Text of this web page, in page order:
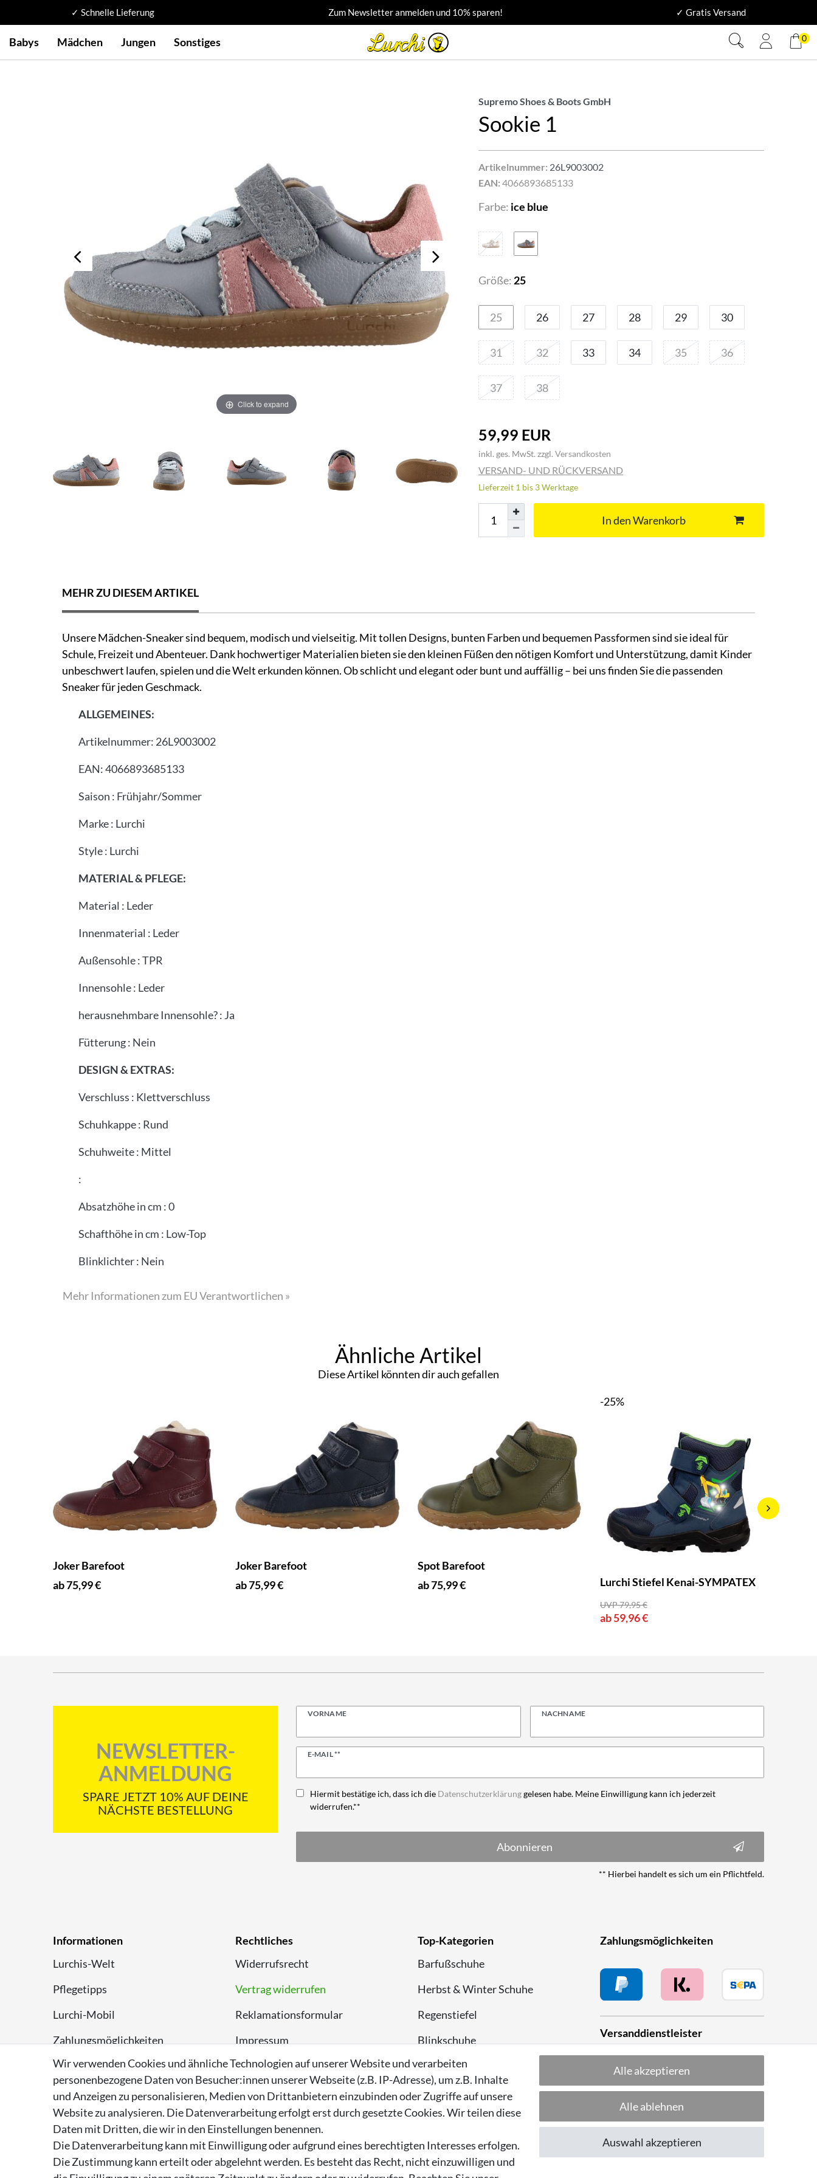
✓ Schnelle Lieferung Zum Newsletter anmelden und 10% sparen! ✓ Gratis Versand
Babys Mädchen Jungen Sonstiges 0
Click to expand
Supremo Shoes & Boots GmbH
Sookie 1
Artikelnummer: 26L9003002
EAN: 4066893685133
Farbe: ice blue
Größe: 25
25 26 27 28 29 30
31 32 33 34 35 36
37 38
59,99 EUR
inkl. ges. MwSt. zzgl. Versandkosten
VERSAND- UND RÜCKVERSAND
Lieferzeit 1 bis 3 Werktage
In den Warenkorb
MEHR ZU DIESEM ARTIKEL
Unsere Mädchen-Sneaker sind bequem, modisch und vielseitig. Mit tollen Designs, bunten Farben und bequemen Passformen sind sie ideal für
Schule, Freizeit und Abenteuer. Dank hochwertiger Materialien bieten sie den kleinen Füßen den nötigen Komfort und Unterstützung, damit Kinder
unbeschwert laufen, spielen und die Welt erkunden können. Ob schlicht und elegant oder bunt und auffällig – bei uns finden Sie die passenden
Sneaker für jeden Geschmack.
ALLGEMEINES:
Artikelnummer: 26L9003002
EAN:4066893685133
Saison : Frühjahr/Sommer
Marke: Lurchi
Style: Lurchi
MATERIAL & PFLEGE:
Material : Leder
Innenmaterial : Leder
Außensohle:TPR
Innensohle: Leder
herausnehmbare Innensohle?: Ja
Fütterung: Nein
DESIGN & EXTRAS:
Verschluss : Klettverschluss
Schuhkappe: Rund
Schuhweite: Mittel
:
Absatzhöhe in cm :0
Schafthöhe in cm : Low-Top
Blinklichter: Nein
Mehr Informationen zum EU Verantwortlichen »
Ähnliche Artikel
Diese Artikel könnten dir auch gefallen
Joker Barefoot
ab 75,99 €
Joker Barefoot
ab 75,99 €
Spot Barefoot
ab 75,99 €
-25%
Lurchi Stiefel Kenai-SYMPATEX
UVP 79,95 €
ab 59,96 €
NEWSLETTER-
ANMELDUNG
SPARE JETZT 10% AUF DEINE
NÄCHSTE BESTELLUNG
VORNAME NACHNAME
E-MAIL **
Newsletter
Hiermit bestätige ich, dass ich die Daten­schutz­erklärunggelesen habe. Meine Einwilligung kann ich jederzeit
widerrufen.**
Abonnieren
** Hierbei handelt es sich um ein Pflichtfeld.
Informationen
Lurchis-Welt
Pflegetipps
Lurchi-Mobil
Zahlungsmöglichkeiten
Versand
Rückversand
Entsorgungshinweise
Über Supremo Shoes
Rechtliches
Widerrufsrecht
Vertrag widerrufen
Reklamationsformular
Impressum
Datenschutzerklärung
Top-Kategorien
Barfußschuhe
Herbst & Winter Schuhe
Regenstiefel
Blinkschuhe
Schnneestiefel
Wasserdichte Kinderschuhe
Sneaker
Lauflernschuhe
Zahlungsmöglichkeiten
Versanddienstleister
Folge uns!
Wir verwenden Cookies und ähnliche Technologien auf unserer Website und verarbeiten
personenbezogene Daten von Besucher:innen unserer Webseite (z.B. IP-Adresse), um z.B. Inhalte
und Anzeigen zu personalisieren, Medien von Drittanbietern einzubinden oder Zugriffe auf unsere
Website zu analysieren. Die Datenverarbeitung erfolgt erst durch gesetzte Cookies. Wir teilen diese
Daten mit Dritten, die wir in den Einstellungen benennen.
Die Datenverarbeitung kann mit Einwilligung oder aufgrund eines berechtigten Interesses erfolgen.
Die Zustimmung kann erteilt oder abgelehnt werden. Es besteht das Recht, nicht einzuwilligen und
Alle akzeptieren
Alle ablehnen
Auswahl akzeptieren